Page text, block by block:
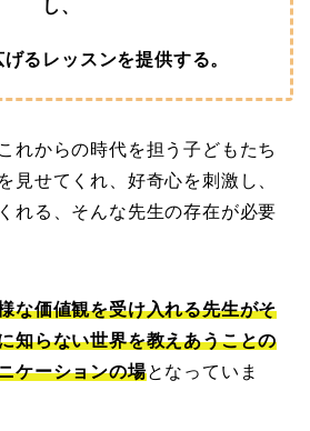
し、
るレッスンを提供する。
れからの時代を担う子どもたち
見せてくれ、好奇心を刺激し、
れる、そんな先生の存在が必要
な価値観を受け入れる先生がそ
知らない世界を教えあうことの
ケーションの場となっていま